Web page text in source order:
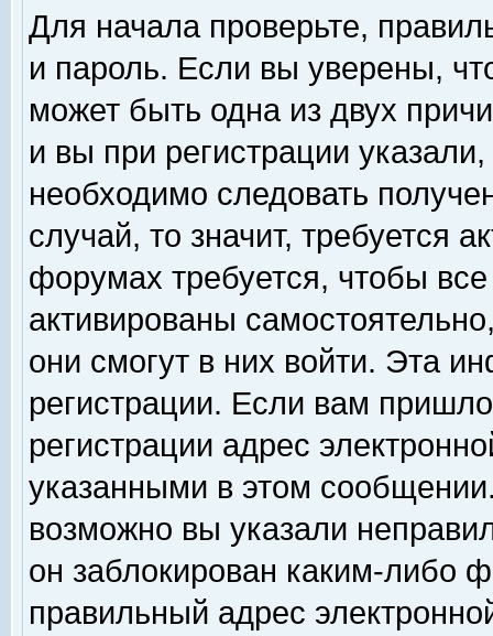
Для начала проверьте,
и пароль. Если вы уверены,
может быть одна из двух
и вы при регистрации
необходимо следовать
случай, то значит, требуется
форумах требуется, чтобы
активированы
они смогут в них войти. Эта
регистрации. Если вам
регистрации адрес
указанными в этом
возможно вы указали
он заблокирован каким-либо
правильный адрес